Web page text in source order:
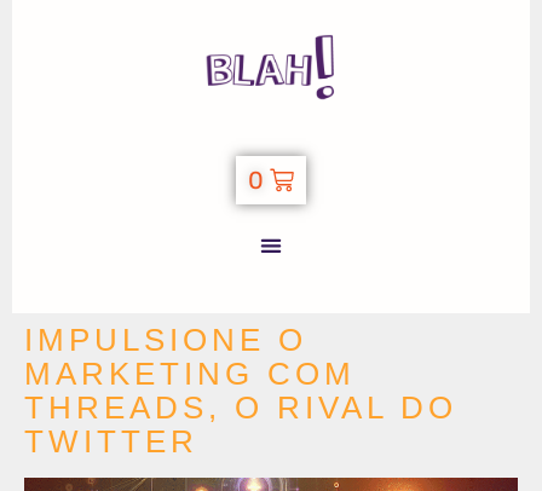
0
IMPULSIONE O
MARKETING COM
THREADS, O RIVAL DO
TWITTER